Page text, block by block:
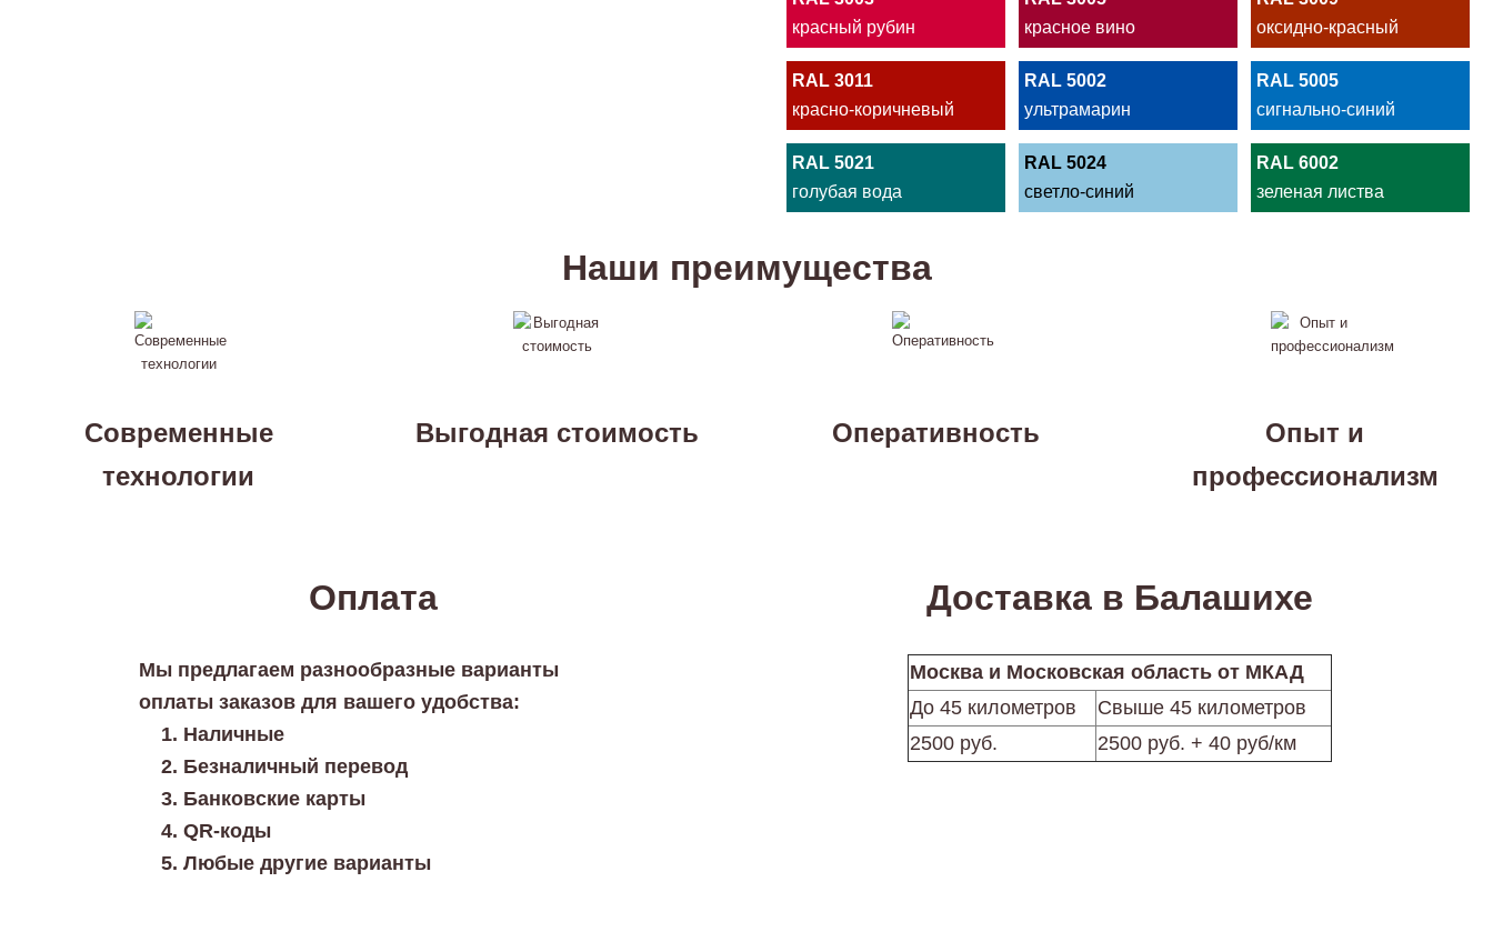
красный рубин
красное вино
оксидно-красный
RAL 3011
красно-коричневый
RAL 5002
ультрамарин
RAL 5005
сигнально-синий
RAL 5021
голубая вода
RAL 5024
светло-синий
RAL 6002
зеленая листва
Наши преимущества
Современные
технологии
Выгодная стоимость Оперативность
Опыт и
профессионализм
Оплата
Мы предлагаем разнообразные варианты
оплаты заказов для вашего удобства:
Наличные
Безналичный перевод
Банковские карты
QR-коды
Любые другие варианты
Доставка в Балашихе
Москва и Московская область от МКАД
До 45 километров
Свыше 45 километров
2500 руб.
2500 руб. + 40 руб/км